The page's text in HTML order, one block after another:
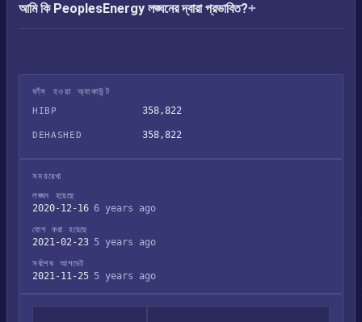
আমি কি PeoplesEnergy লঙ্ঘনের দ্বারা প্রভাবিত?
ফাঁস হওয়া অ্যাকাউন্ট
HIBP
358,822
DEHASHED 358,822
সময়রেখা
লঙ্ঘন হয়েছে
2020-12-16 6 years ago
যোগ করা হয়েছে
2021-02-23 5 years ago
সর্বশেষ আপডেট
2021-11-25 5 years ago